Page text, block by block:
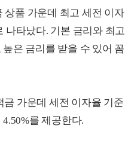
상품 가운데 최고 세전 이자
나타났다. 기본 금리와 최고
은 금리를 받을 수 있어 꼼
가운데 세전 이자율 기준
를 제공한다.